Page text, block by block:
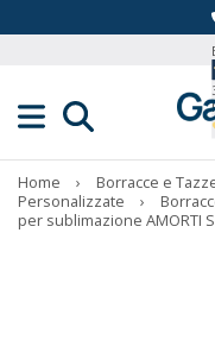
Home › Borracce e
Personalizzate
›
per sublimazione AMORTI